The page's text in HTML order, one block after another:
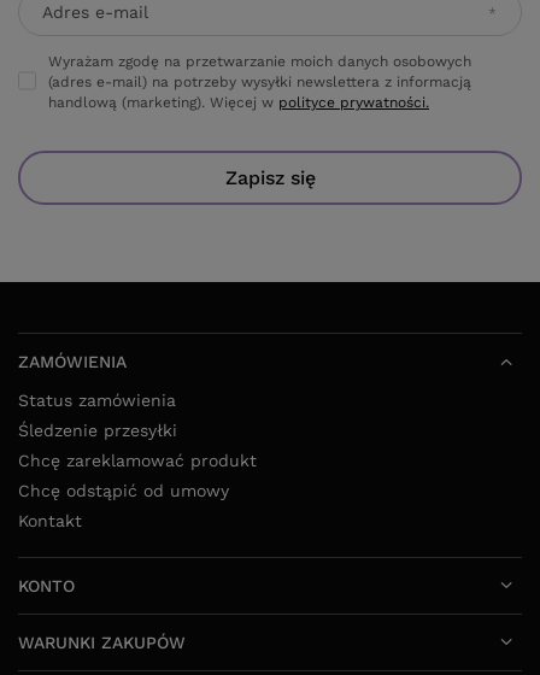
Adres e-mail
Wyrażam zgodę na przetwarzanie moich danych osobowych
(adres e-mail) na potrzeby wysyłki newslettera z informacją
handlową (marketing). Więcej w polityce prywatności.
Zapisz się
ZAMÓWIENIA
Status zamówienia
Śledzenie przesyłki
Chcę zareklamować produkt
Chcę odstąpić od umowy
Kontakt
KONTO
WARUNKI ZAKUPÓW